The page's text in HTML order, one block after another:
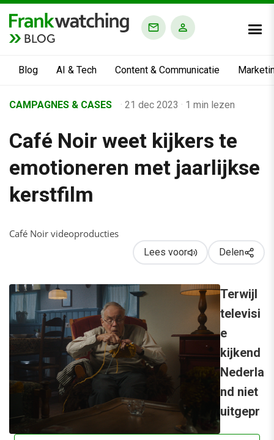
BLOG
Blog AI & Tech Content & Communicatie
Business Channel
Alle artikelen
›
CAMPAGNES & CASES · 21 dec 2023 · 1 min lezen
Café Noir weet kijkers te
emotioneren met jaarlijkse
kerstfilm
Café Noir videoproducties
Lees voor Delen
Terwijl
televisi
e
kijkend
Nederla
nd niet
uitgepr